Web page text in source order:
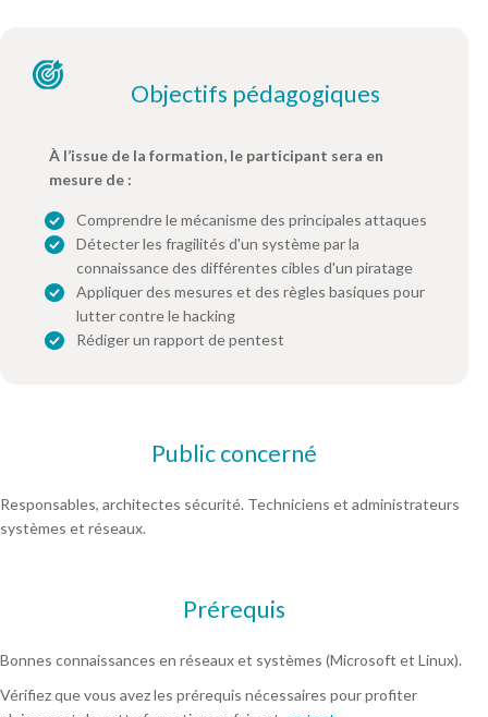
Objectifs pédagogiques
À l’issue de la formation, le participant sera en
mesure de :
Comprendre le mécanisme des principales attaques
Détecter les fragilités d'un système par la
connaissance des différentes cibles d'un piratage
Appliquer des mesures et des règles basiques pour
lutter contre le hacking
Rédiger un rapport de pentest
Public concerné
Responsables, architectes sécurité. Techniciens et administrateurs
systèmes et réseaux.
Prérequis
Bonnes connaissances en réseaux et systèmes (Microsoft et Linux).
Vérifiez que vous avez les prérequis nécessaires pour profiter